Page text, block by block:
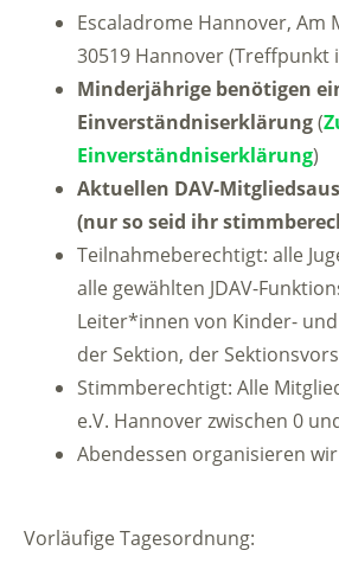
Escaladrome Hannover, Am
30519 Hannover (Treffpunkt
Minderjährige benötigen
Einverständniserklärung(
Einverständniserklärung)
Aktuellen DAV-
(nur so seid ihr
Teilnahmeberechtigt: alle
alle gewählten JDAV-
Leiter*innen von Kinder-
der Sektion, der
Stimmberechtigt: Alle
e.V. Hannover zwischen 0
Abendessen organisieren
Vorläufige Tagesordnung: